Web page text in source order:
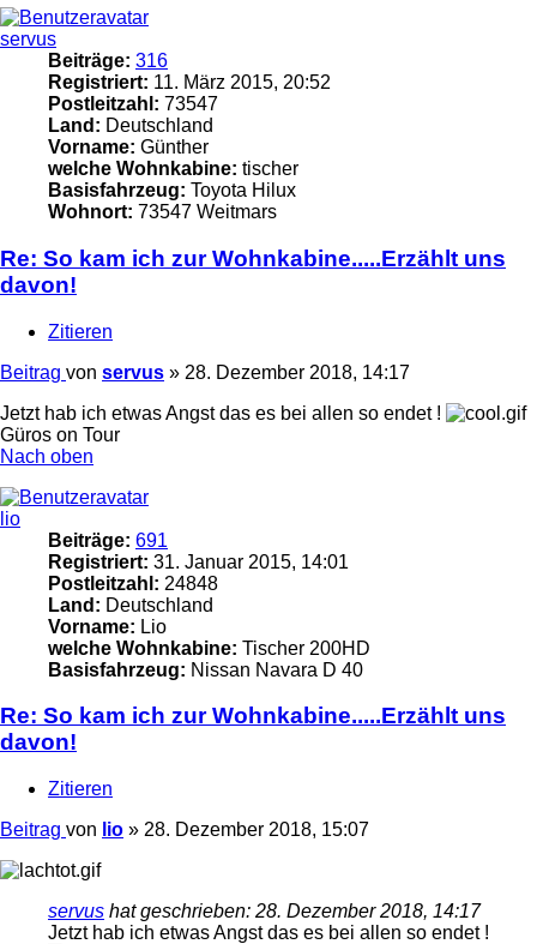
servus
Beiträge: 316
Registriert: 11. März 2015, 20:52
Postleitzahl: 73547
Land: Deutschland
Vorname: Günther
welche Wohnkabine: tischer
Basisfahrzeug: Toyota Hilux
Wohnort: 73547 Weitmars
Re: So kam ich zur Wohnkabine.....Erzählt uns
davon!
Zitieren
Beitrag von servus » 28. Dezember 2018, 14:17
Jetzt hab ich etwas Angst das es bei allen so endet !
Güros on Tour
Nach oben
lio
Beiträge: 691
Registriert: 31. Januar 2015, 14:01
Postleitzahl: 24848
Land: Deutschland
Vorname: Lio
welche Wohnkabine: Tischer 200HD
Basisfahrzeug: Nissan Navara D 40
Re: So kam ich zur Wohnkabine.....Erzählt uns
davon!
Zitieren
Beitrag von lio » 28. Dezember 2018, 15:07
servus hat geschrieben: 28. Dezember 2018, 14:17
Jetzt hab ich etwas Angst das es bei allen so endet !